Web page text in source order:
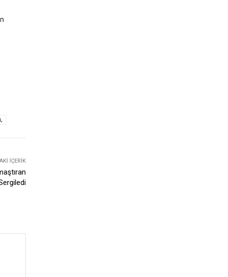
İÇERIK